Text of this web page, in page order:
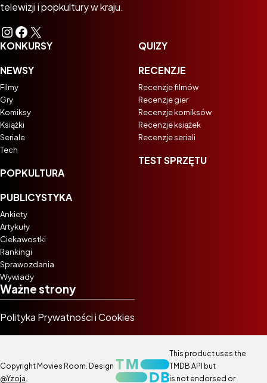
telewizji i popkultury w kraju.
Instagram
Facebook
X
KONKURSY
NEWSY
Filmy
Gry
Komiksy
Książki
Seriale
Tech
POPKULTURA
PUBLICYSTYKA
Ankiety
Artykuły
Ciekawostki
Rankingi
Sprawozdania
Wywiady
QUIZY
RECENZJE
Recenzje filmów
Recenzje gier
Recenzje komiksów
Recenzje książek
Recenzje seriali
TEST SPRZĘTU
Ważne strony
Polityka Prywatności i Cookies
Copyright Movies Room. Design
@Yzoja.
This product uses the
TMDB API but
is not endorsed or